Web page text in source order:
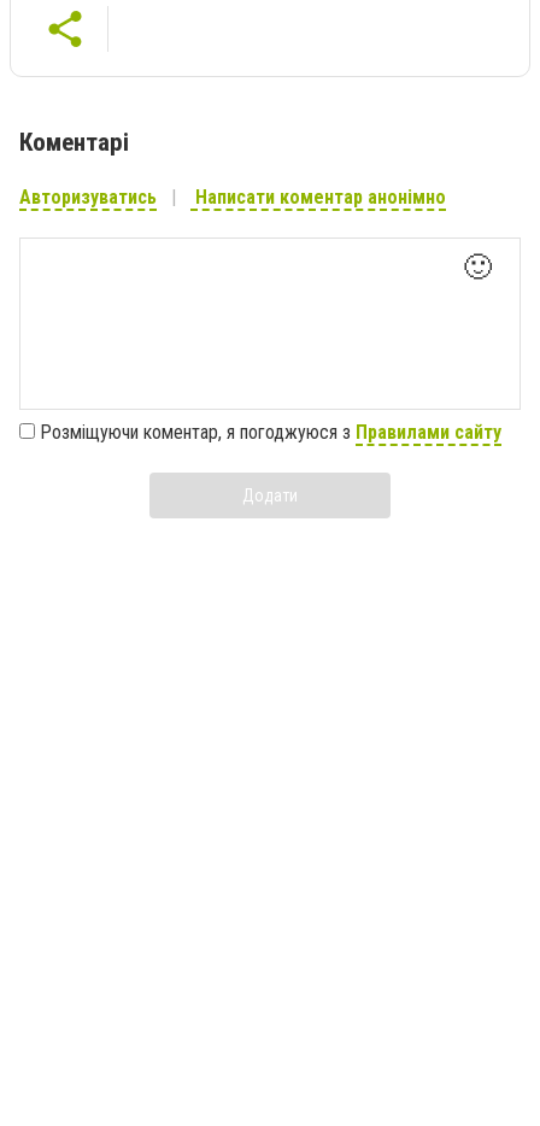
Коментарі
Авторизуватись Написати коментар анонімно
🙂
Розміщуючи коментар, я погоджуюся з Правилами сайту
Додати